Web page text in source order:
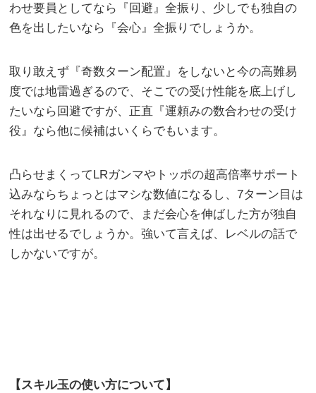
わせ要員としてなら『回避』全振り、少しでも独自の
色を出したいなら『会心』全振りでしょうか。
取り敢えず『奇数ターン配置』をしないと今の高難易
度では地雷過ぎるので、そこでの受け性能を底上げし
たいなら回避ですが、正直『運頼みの数合わせの受け
役』なら他に候補はいくらでもいます。
凸らせまくってLRガンマやトッポの超高倍率サポート
込みならちょっとはマシな数値になるし、7ターン目は
それなりに見れるので、まだ会心を伸ばした方が独自
性は出せるでしょうか。強いて言えば、レベルの話で
しかないですが。
【スキル玉の使い方について】